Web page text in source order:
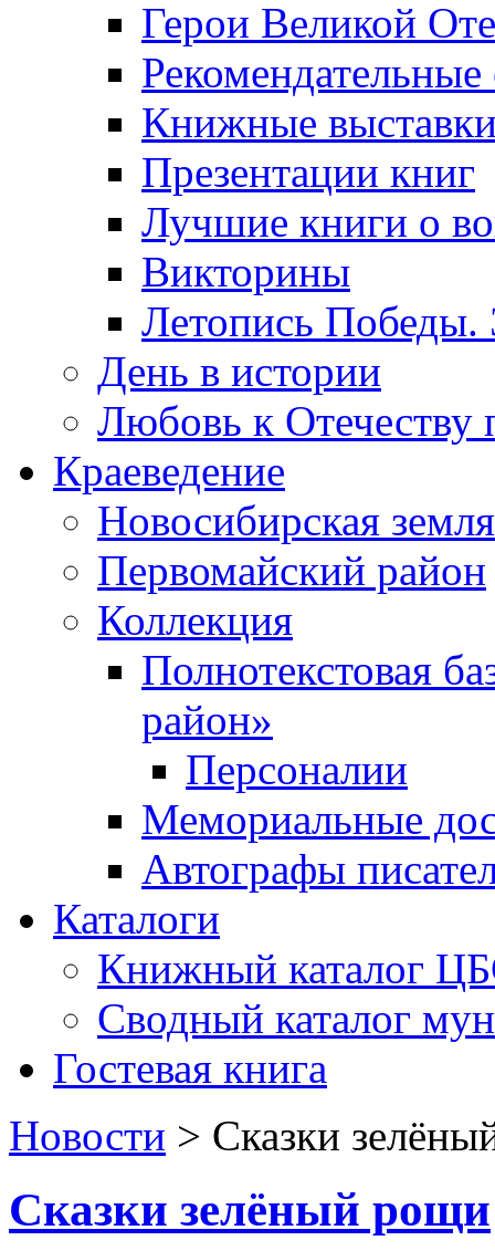
Герои Великой
Рекомендательные
Книжные
Презентации книг
Лучшие книги о
Викторины
Летопись Победы.
День в истории
Любовь к Отечеству
Краеведение
Новосибирская земля
Первомайский район
Коллекция
Полнотекстовая
район»
Персоналии
Мемориальные
Автографы
Каталоги
Книжный каталог
Сводный каталог
Гостевая книга
Новости > Сказки
Сказки зелёный рощи